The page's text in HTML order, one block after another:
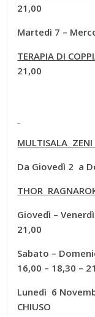
21,00
Martedì 7 –
TERAPIA DI
21,00
MULTISALA
Da Giovedì 2 a
THOR
Sabato
16,00 – 18,30 –
Lunedì
CHIUSO